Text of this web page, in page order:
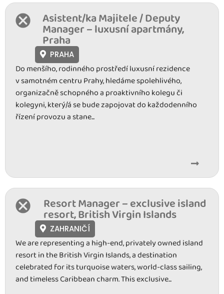
Asistent/ka Majitele / Deputy
Manager – luxusní apartmány,
Praha
PRAHA
Do menšího, rodinného prostředí luxusní rezidence
v samotném centru Prahy, hledáme spolehlivého,
organizačně schopného a proaktivního kolegu či
kolegyni, který/á se bude zapojovat do každodenního
řízení provozu a stane...
Resort Manager – exclusive island
resort, British Virgin Islands
ZAHRANIČÍ
We are representing a high-end, privately owned island
resort in the British Virgin Islands, a destination
celebrated for its turquoise waters, world-class sailing,
and timeless Caribbean charm. This exclusive...